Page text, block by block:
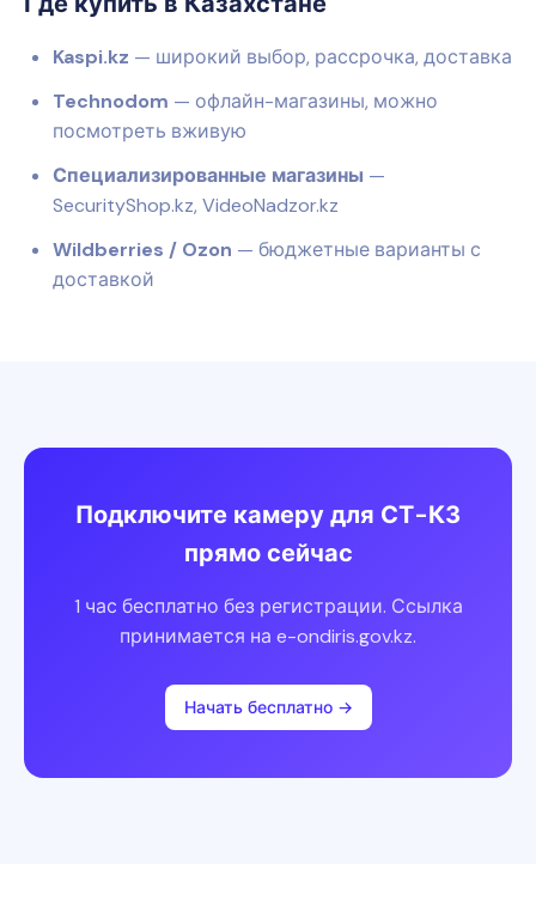
Kaspi.kz — широкий выбор, рассрочка, доставка
Technodom — офлайн-магазины, можно
посмотреть вживую
Специализированные магазины —
SecurityShop.kz, VideoNadzor.kz
Wildberries / Ozon — бюджетные варианты с
доставкой
Подключите камеру для СТ-КЗ
прямо сейчас
1 час бесплатно без регистрации. Ссылка
принимается на e-ondiris.gov.kz.
Начать бесплатно →